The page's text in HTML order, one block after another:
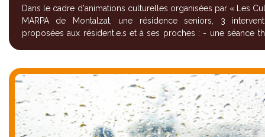
Dans le cadre d'animations culturelles organisées par « Les
MARPA de Montalzat, une résidence seniors, 3